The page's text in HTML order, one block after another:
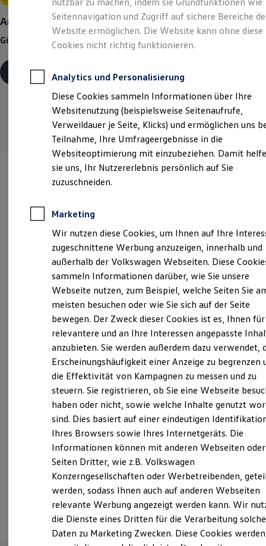
Junge Gebrauchtwagen-Leasing
Elektroauto Leasing
Kleinwagen-Leasing
Leasing ohne Anzahlung
Finanzierung
Kfz-Versicherung
Restschuldversicherungen
Garantien
Wartungsverträge
Geschäftskunden
Professional Class bei Volkswagen
Großkunden
Behörden
Direktkunden
Sonderfahrzeuge
Anpfiff zum Gewinn
Elektroautos
ID. Tutorials
Elektrofahrzeugkonzepte
Reichweite
Reichweite der ID. Modelle
Reichweite im Winter
Laden
Laden unterwegs
Laden Zuhause
Ladestationen finden
Ladezeitensimulator
Batterie
Sicherheit
Garantie und Lebensdauer
Nachhaltigkeit
Technologie
Kosten und Kauf
Verbrauchskosten
Kaufoptionen
E-Auto-Förderung
Software und Konnektivität
ID. Software Versionen und Updates
Digitale Extras
Schnittstellen zu Ihrem ID.
Hybridautos
Marke und Erlebnis
Volkswagen R und R Experience
R-Modelle
Angebote für Menschen mit Behinderung
Günstige Raten bei nur 0,99 % effektivem Jahreszins!
Details ansehen
Verantwortlich für die Inhalte auf dieser Seite ist die Auto-
Rudower Straße 25 - 29, 12524 Berlin
info@auto-zellmann.de
+49 30 6797210
Über WhatsApp kontaktieren
Montag-Freitag 06:30-19:00 Uhr
Samstag
09:00-13:00 Uhr
Sonntag
Geschlossen
Ansprechpartner
Seitennavigation und Zugriff auf sichere Bereiche
Website ermöglichen. Die Website kann ohne diese
Cookies nicht richtig funktionieren.
Analytics und Personalisierung
Diese Cookies sammeln Informationen über Ihre
Websitenutzung (beispielsweise Seitenaufrufe,
Verweildauer je Seite, Klicks) und ermöglichen uns
Teilnahme, Ihre Umfrageergebnisse in die
Websiteoptimierung mit einzubeziehen. Damit
sie uns, Ihr Nutzererlebnis persönlich auf Sie
zuzuschneiden.
Marketing
Wir nutzen diese Cookies, um Ihnen auf Ihre
zugeschnittene Werbung anzuzeigen, innerhalb und
außerhalb der Volkswagen Webseiten. Diese
sammeln Informationen darüber, wie Sie unsere
Webseite nutzen, zum Beispiel, welche Seiten Sie
meisten besuchen oder wie Sie sich auf der Seite
bewegen. Der Zweck dieser Cookies ist es, Ihnen für
relevantere und an Ihre Interessen angepasste
anzubieten. Sie werden außerdem dazu verwendet,
Erscheinungshäufigkeit einer Anzeige zu begrenzen
die Effektivität von Kampagnen zu messen und zu
steuern. Sie registrieren, ob Sie eine Webseite
haben oder nicht, sowie welche Inhalte genutzt
sind. Dies basiert auf einer eindeutigen
Ihres Browsers sowie Ihres Internetgeräts. Die
Informationen können mit anderen Webseiten oder
Seiten Dritter, wie z.B. Volkswagen
Konzerngesellschaften oder Werbetreibenden,
werden, sodass Ihnen auch auf anderen Webseiten
relevante Werbung angezeigt werden kann. Wir
die Dienste eines Dritten für die Verarbeitung
Daten zu Marketing Zwecken. Diese Cookies